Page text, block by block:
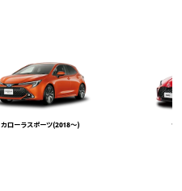
カローラスポーツ(2018～) ヤ